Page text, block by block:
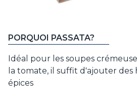
PORQUOI PASSATA?
Idéal pour les soupes
la tomate, il suffit d'ajouter des
épices